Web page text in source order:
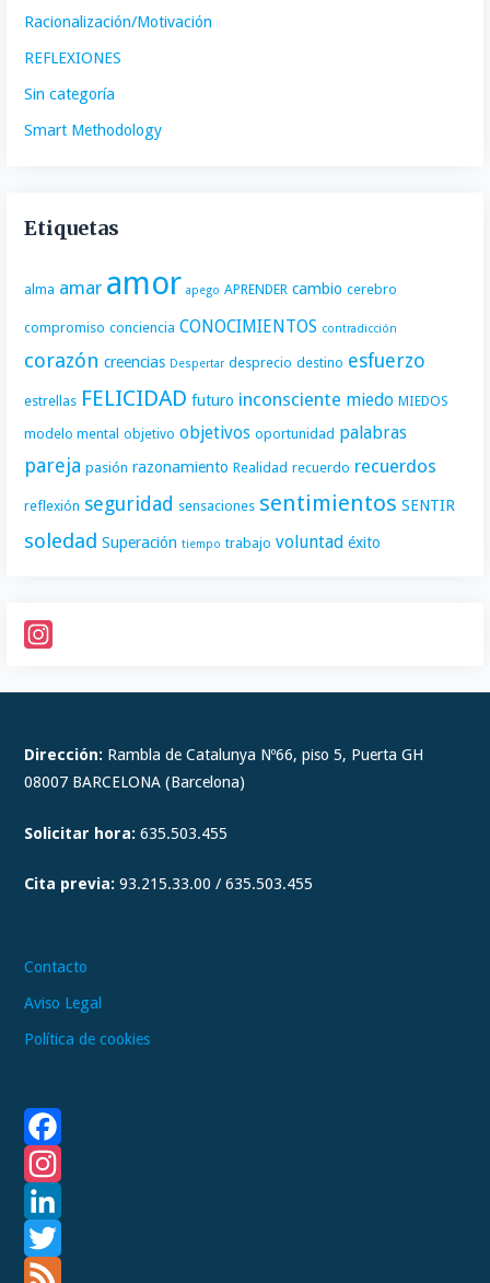
Racionalización/Motivación
REFLEXIONES
Sin categoría
Smart Methodology
Etiquetas
alma amar amor apego APRENDER cambio cerebro
compromiso conciencia CONOCIMIENTOS contradicción
corazón creencias Despertar desprecio destino esfuerzo
estrellas FELICIDAD futuro inconsciente miedo MIEDOS
modelo mental objetivo objetivos oportunidad palabras
pareja pasión razonamiento Realidad recuerdo recuerdos
reflexión seguridad sensaciones sentimientos SENTIR
soledad Superación tiempo trabajo voluntad éxito
n
t
a
r
m
Dirección: Rambla de Catalunya Nº66, piso 5, Puerta GH
08007 BARCELONA (Barcelona)
Solicitar hora: 635.503.455
Cita previa: 93.215.33.00 / 635.503.455
Contacto
Aviso Legal
Política de cookies
F
a
c
e
n
s
L
T